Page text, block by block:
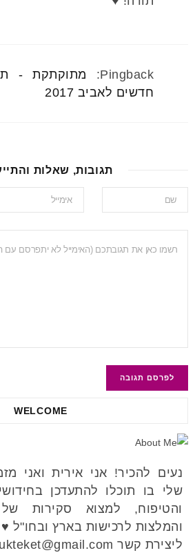
Pingback:
מתוקתקת -
חדשים לאביב 2017
תגובות, שאלות
WELCOME
נעים להכיר! אני אירית ואני
שלי בו תוכלו להתעדכן
והטיפוח, למצוא סקירות
והמלצות לרכישות בארץ ובחו"ל ♥
ליצירת קשר metukteket@gmail.com